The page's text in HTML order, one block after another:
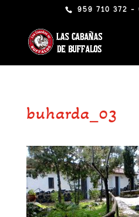
959 710 372 -
buharda_03